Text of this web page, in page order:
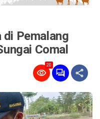
Pemalang
Comal
20